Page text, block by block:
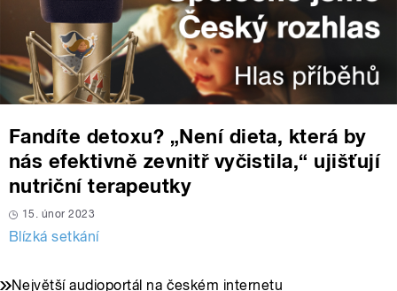
Fandíte detoxu? „Není dieta, která by
nás efektivně zevnitř vyčistila,“ ujišťují
nutriční terapeutky
15. únor 2023
Blízká setkání
Největší audioportál na českém internetu